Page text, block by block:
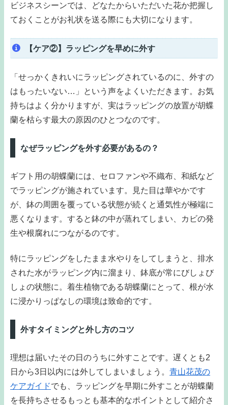
ビジネスシーンでは、どなたからいただいた花か把握し
ておくことがお礼状を送る際にも大切になります。
【ケア②】ラッピングを早めに外す
「せっかくきれいにラッピングされているのに、外すの
はもったいない…」という声をよくいただきます。お気
持ちはよく分かりますが、実はラッピングの放置が胡蝶
蘭を枯らす最大の原因のひとつなのです。
なぜラッピングを外す必要があるの？
ギフト用の胡蝶蘭には、セロファンや不織布、和紙など
でラッピングが施されています。見た目は華やかです
が、鉢の周囲を覆っている状態が続くと通気性が極端に
悪くなります。すると鉢の中が蒸れてしまい、カビの発
生や根腐れにつながるのです。
特にラッピングをしたまま水やりをしてしまうと、排水
された水がラッピング内に溜まり、鉢底が常にびしょび
しょの状態に。着生植物である胡蝶蘭にとって、根が水
に浸かりっぱなしの環境は致命的です。
外すタイミングと外し方のコツ
理想は届いたその日のうちに外すことです。遅くとも2
日から3日以内には外してしまいましょう。 青山花茂の
ケアガイドでも、ラッピングを早期に外すことが胡蝶蘭
を長持ちさせるもっとも基本的なポイントとして紹介さ